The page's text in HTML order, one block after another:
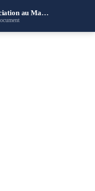
Modèles de statuts d'association au Maroc